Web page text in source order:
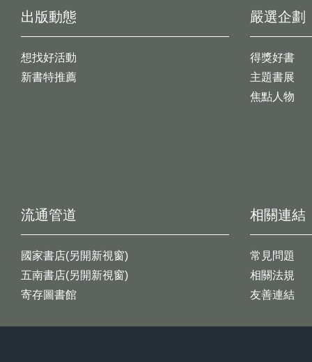
出版動態
想找好活動
新書特推薦
嚴選企劃
得獎好書
主題書展
焦點人物
流通管道
國家書店(另開新視窗)
五南書店(另開新視窗)
寄存圖書館
相關連結
常見問題
相關法規
友善連結